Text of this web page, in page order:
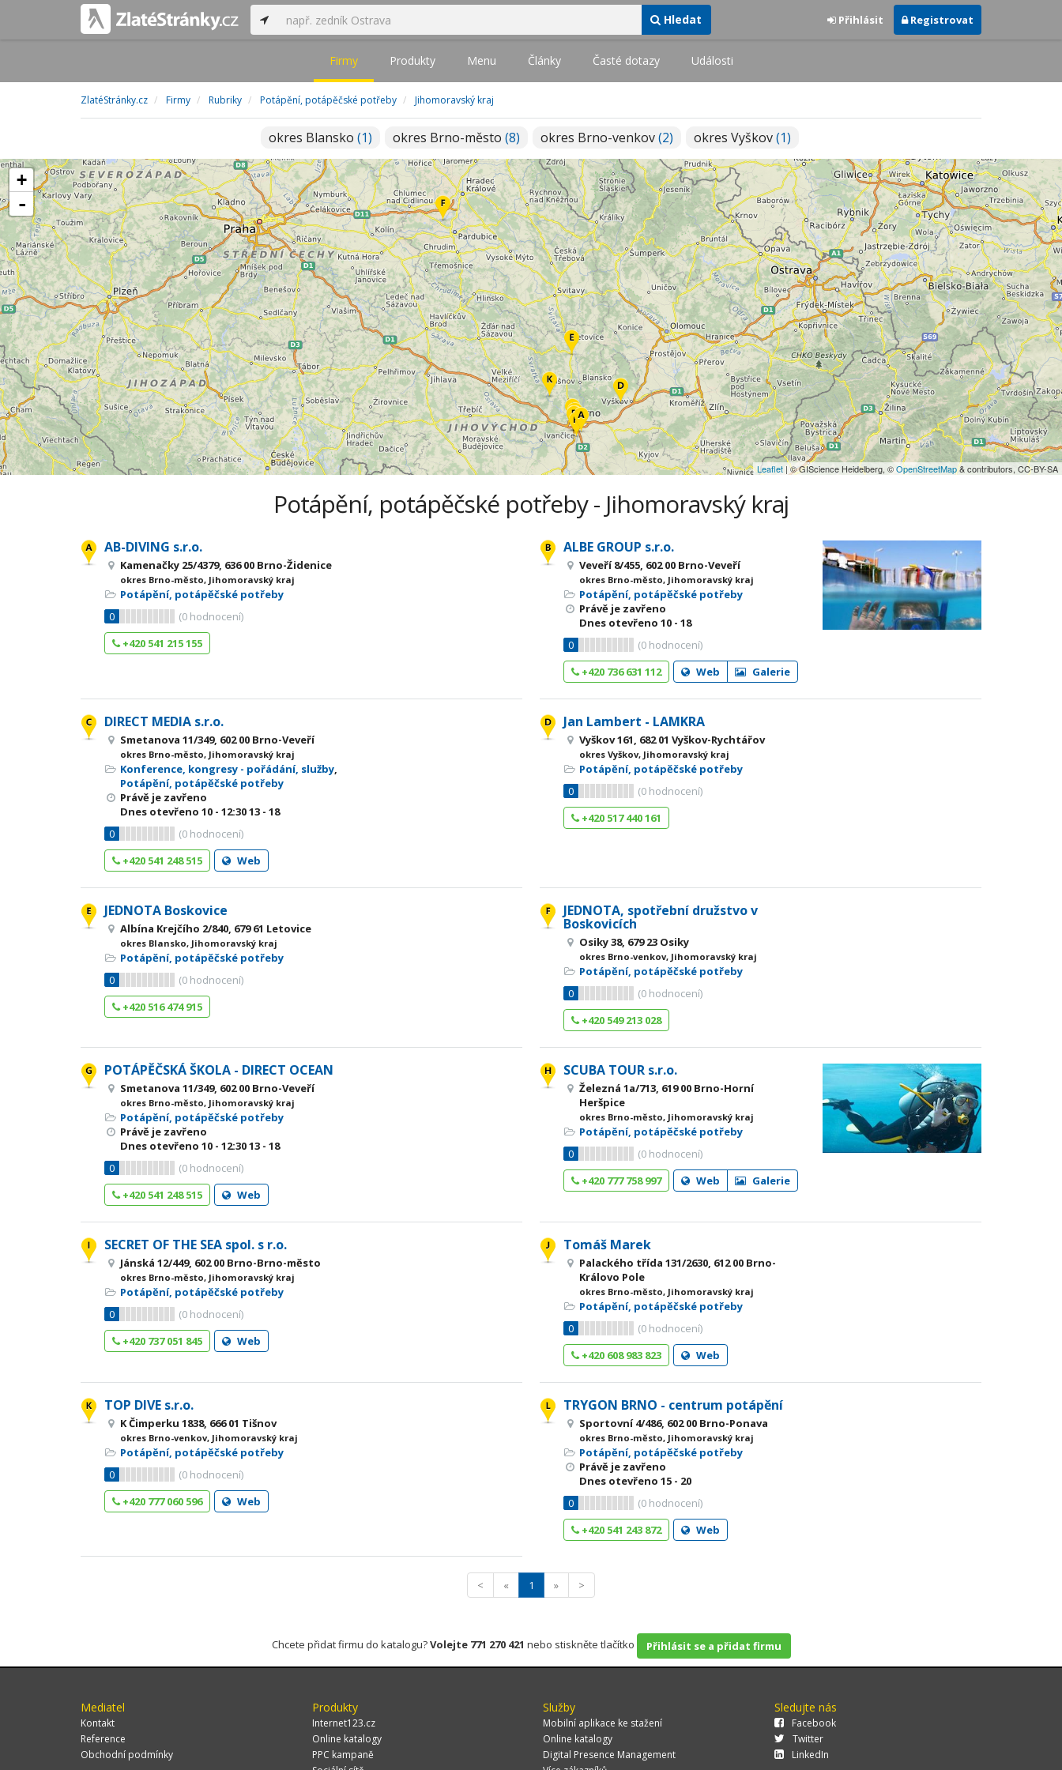
Hledat Přihlásit Registrovat
Firmy Produkty Menu Články Časté dotazy Události
ZlatéStránky.cz Firmy Rubriky Potápění, potápěčské potřeby Jihomoravský kraj
okres Blansko (1) okres Brno-město (8) okres Brno-venkov(2) okres Vyškov(1)
+
-
Leaflet | © GIScience Heidelberg, ©OpenStreetMap& contributors, CC-BY-SA
Potápění, potápěčské potřeby - Jihomoravský kraj
AB-DIVING s.r.o.
Kamenačky 25/4379, 636 00 Brno-Židenice
okres Brno-město, Jihomoravský kraj
Potápění, potápěčské potřeby
0
(0 hodnocení)
+420 541 215 155
ALBE GROUP s.r.o.
Veveří 8/455, 602 00 Brno-Veveří
okres Brno-město, Jihomoravský kraj
Potápění, potápěčské potřeby
Právě je zavřeno
Dnes otevřeno10 - 18
0
(0 hodnocení)
+420 736 631 112
Web Galerie
DIRECT MEDIA s.r.o.
Smetanova 11/349, 602 00 Brno-Veveří
okres Brno-město, Jihomoravský kraj
Konference, kongresy - pořádání, služby,
Potápění, potápěčské potřeby
Právě je zavřeno
Dnes otevřeno 10 - 12:3013 - 18
0
(0 hodnocení)
+420 541 248 515
Web
Jan Lambert - LAMKRA
Vyškov 161, 682 01 Vyškov-Rychtářov
okres Vyškov, Jihomoravský kraj
Potápění, potápěčské potřeby
0
(0 hodnocení)
+420 517 440 161
JEDNOTA Boskovice
Albína Krejčího 2/840, 679 61 Letovice
okres Blansko, Jihomoravský kraj
Potápění, potápěčské potřeby
0
(0 hodnocení)
+420 516 474 915
JEDNOTA, spotřební družstvo v
Boskovicích
Osiky 38, 679 23 Osiky
okres Brno-venkov, Jihomoravský kraj
Potápění, potápěčské potřeby
0
(0 hodnocení)
+420 549 213 028
POTÁPĚČSKÁ ŠKOLA - DIRECT OCEAN
Smetanova 11/349, 602 00 Brno-Veveří
okres Brno-město, Jihomoravský kraj
Potápění, potápěčské potřeby
Právě je zavřeno
Dnes otevřeno 10 - 12:3013 - 18
0
(0 hodnocení)
+420 541 248 515
Web
SCUBA TOUR s.r.o.
Železná 1a/713, 619 00 Brno-Horní
Heršpice
okres Brno-město, Jihomoravský kraj
Potápění, potápěčské potřeby
0
(0 hodnocení)
+420 777 758 997
Web Galerie
SECRET OF THE SEA spol. s r.o.
Jánská 12/449, 602 00 Brno-Brno-město
okres Brno-město, Jihomoravský kraj
Potápění, potápěčské potřeby
0
(0 hodnocení)
+420 737 051 845
Web
Tomáš Marek
Palackého třída 131/2630, 612 00 Brno-
Královo Pole
okres Brno-město, Jihomoravský kraj
Potápění, potápěčské potřeby
0
(0 hodnocení)
+420 608 983 823
Web
TOP DIVE s.r.o.
K Čimperku 1838, 666 01 Tišnov
okres Brno-venkov, Jihomoravský kraj
Potápění, potápěčské potřeby
0
(0 hodnocení)
+420 777 060 596
Web
TRYGON BRNO - centrum potápění
Sportovní 4/486, 602 00 Brno-Ponava
okres Brno-město, Jihomoravský kraj
Potápění, potápěčské potřeby
Právě je zavřeno
Dnes otevřeno15 - 20
0
(0 hodnocení)
+420 541 243 872
Web
< « 1 » >
Chcete přidat firmu do katalogu?Volejte 771 270 421 nebo stiskněte tlačítko Přihlásit se a přidat firmu
Mediatel
Kontakt
Reference
Obchodní podmínky
Produkty
Internet123.cz
Online katalogy
PPC kampaně
Služby
Mobilní aplikace ke stažení
Online katalogy
Digital Presence Management
Sledujte nás
Facebook
Twitter
LinkedIn